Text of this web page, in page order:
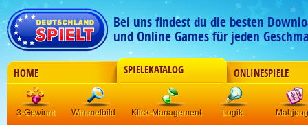
Bei uns findest du die besten
und Online Games für jeden
HOME SPIELEKATALOG ONLINESPIELE
3-Gewinnt Wimmelbild Klick-Management Logik Mahjong